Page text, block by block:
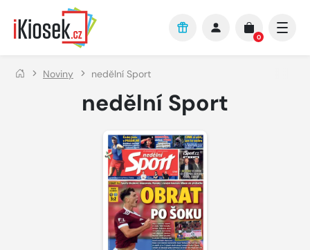
Přejít na hlavní obsah
0
Noviny nedělní Sport
nedělní Sport